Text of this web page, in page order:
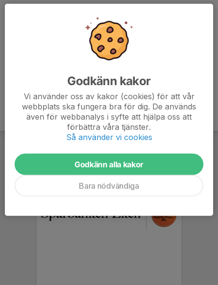
Godkänn kakor
Vi använder oss av kakor (cookies) för att vår
webbplats ska fungera bra för dig. De används
även för webbanalys i syfte att hjälpa oss att
förbättra våra tjänster.
Så använder vi cookies
Godkänn alla kakor
Bara nödvändiga